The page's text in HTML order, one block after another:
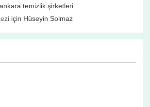
ankara temizlik şirketleri
için Hüseyin Solmaz